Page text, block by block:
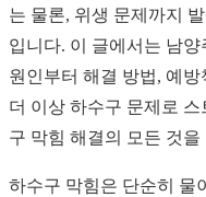
는 물론, 위생 문제까지
입니다. 이 글에서는 남
원인부터 해결 방법, 예
더 이상 하수구 문제로
구 막힘 해결의 모든 것을
하수구 막힘은 단순히 물